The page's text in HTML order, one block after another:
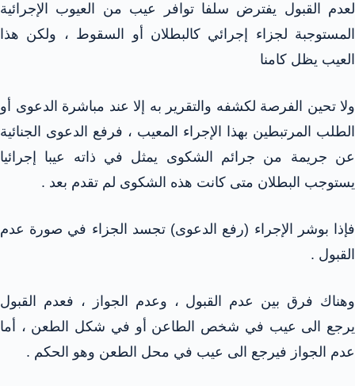
لعدم القبول يفترض سلفا توافر عيب من العيوب الإجرائية
المستوجبة لجزاء إجرائي كالبطلان أو السقوط ، ولكن هذا
العيب يظل كامنا
ولا تحين الفرصة لكشفه والتقرير به إلا عند مباشرة الدعوى أو
الطلب المرتبطين بهذا الإجراء المعيب ، فرفع الدعوى الجنائية
عن جريمة من جرائم الشكوى يمثل في ذاته عيبا إجرائيا
يستوجب البطلان متى كانت هذه الشكوى لم تقدم بعد .
فإذا بوشر الإجراء (رفع الدعوى) تجسد الجزاء في صورة عدم
القبول .
وهناك فرق بين عدم القبول ، وعدم الجواز ، فعدم القبول
يرجع الى عيب في شخص الطاعن أو في شكل الطعن ، أما
عدم الجواز فيرجع الى عيب في محل الطعن وهو الحكم .